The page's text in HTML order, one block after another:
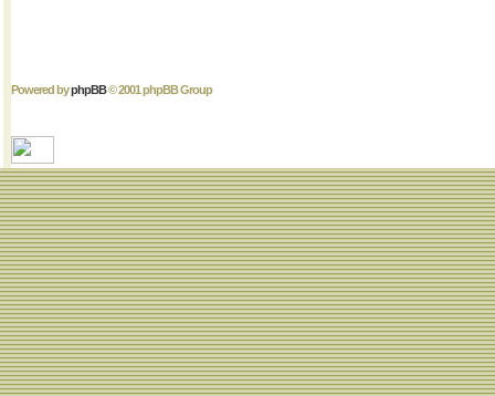
Powered byphpBB© 2001 phpBB Group